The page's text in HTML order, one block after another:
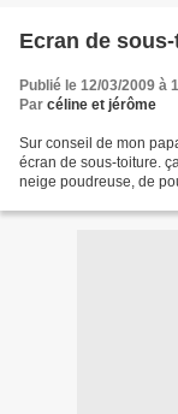
Ecran de
Publié le 12/03/2009 à
Par céline et jérôme
Sur conseil de mon
écran de sous-toiture.
neige poudreuse, de